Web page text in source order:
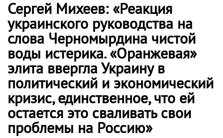
Сергей Михеев: «Реакция
украинского руководства на
слова Черномырдина чистой
воды истерика. «Оранжевая»
элита ввергла Украину в
политический и экономический
кризис, единственное, что ей
остается это сваливать свои
проблемы на Россию»